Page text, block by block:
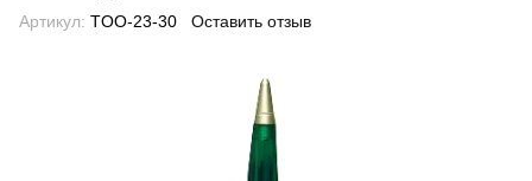
Артикул: TOO-23-30 Оставить отзыв